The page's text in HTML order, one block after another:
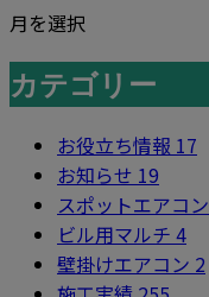
月を選択
カテゴリー
お役立ち情報 17
お知らせ 19
スポットエアコン
ビル用マルチ 4
壁掛けエアコン 2